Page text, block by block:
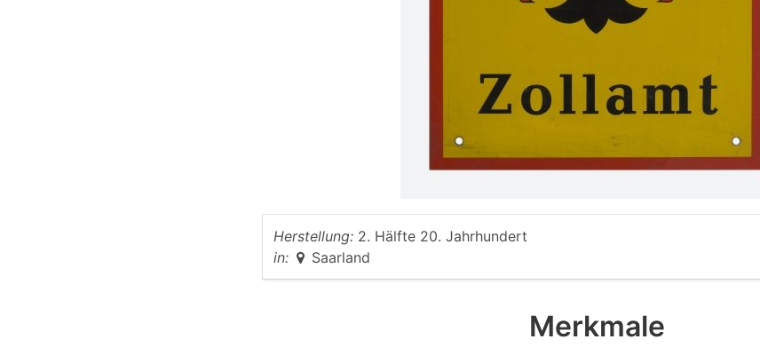
Herstellung: 2. Hälfte 20. Jahrhundert
in:
Saarland
Merkmale